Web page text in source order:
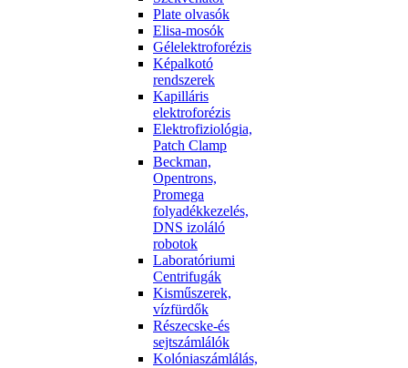
Plate olvasók
Elisa-mosók
Gélelektroforézis
Képalkotó
rendszerek
Kapilláris
elektroforézis
Elektrofiziológia,
Patch Clamp
Beckman,
Opentrons,
Promega
folyadékkezelés,
DNS izoláló
robotok
Laboratóriumi
Centrifugák
Kisműszerek,
vízfürdők
Részecske-és
sejtszámlálók
Kolóniaszámlálás,